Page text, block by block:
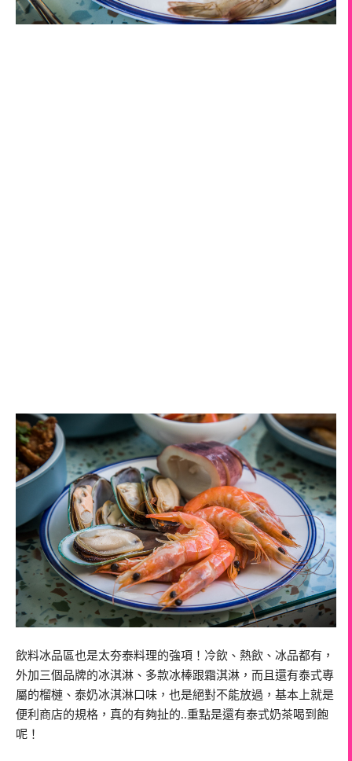
飲料冰品區也是太夯泰料理的強項！冷飲、熱飲、冰品都有，
外加三個品牌的冰淇淋、多款冰棒跟霜淇淋，而且還有泰式專
屬的榴槤、泰奶冰淇淋口味，也是絕對不能放過，基本上就是
便利商店的規格，真的有夠扯的..重點是還有泰式奶茶喝到飽
呢！